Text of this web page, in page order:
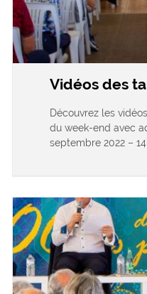
Vidéos des
Découvrez les
du week-end avec
septembre 2022 –